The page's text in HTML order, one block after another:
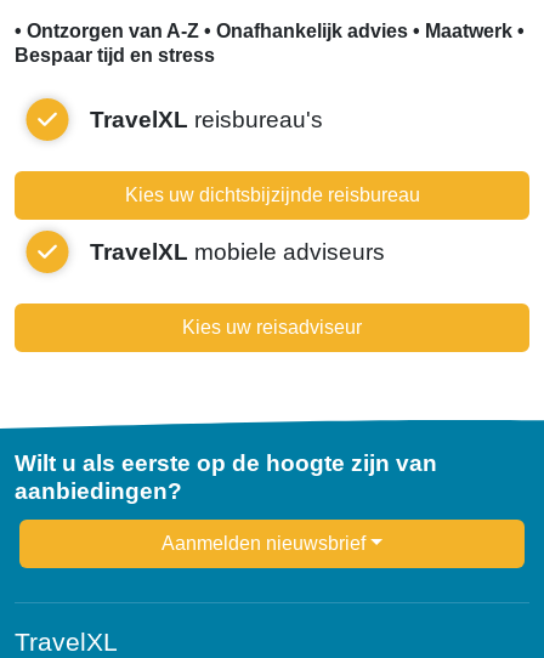
• Ontzorgen van A-Z • Onafhankelijk advies • Maatwerk •
Bespaar tijd en stress
TravelXL reisbureau's
Kies uw dichtsbijzijnde reisbureau
TravelXL mobiele adviseurs
Kies uw reisadviseur
Wilt u als eerste op de hoogte zijn van
aanbiedingen?
Newsletter Aanmelden nieuwsbrief
TravelXL